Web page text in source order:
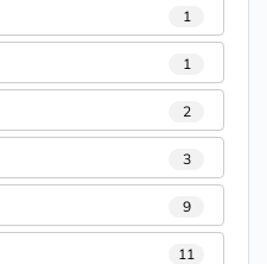
1
1
2
3
9
11